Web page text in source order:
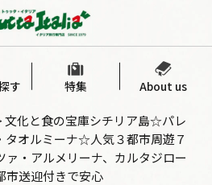
す 特集 About us
文化と食の宝庫シチリア島☆パレ
タオルミーナ☆人気３都市周遊７
・アルメリーナ、カルタジロー
市送迎付きで安心